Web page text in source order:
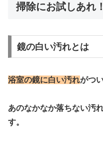
掃除にお試しあれ！
鏡の白い汚れとは
浴室の鏡に白い汚れがつ
あのなかなか落ちない汚れ
す。